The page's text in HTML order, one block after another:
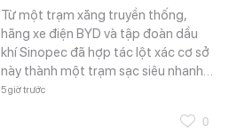
Từ một trạm xăng truyền thống,
hãng xe điện BYD và tập đoàn dầu
khí Sinopec đã hợp tác lột xác cơ sở
này thành một trạm sạc siêu nhanh…
5 giờ trước
0